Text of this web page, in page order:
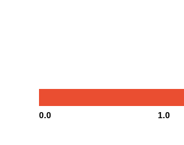
0.0 1.0